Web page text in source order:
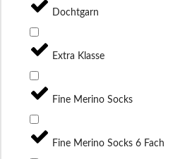
Dochtgarn
Extra Klasse
Fine Merino Socks
Fine Merino Socks 6 Fach